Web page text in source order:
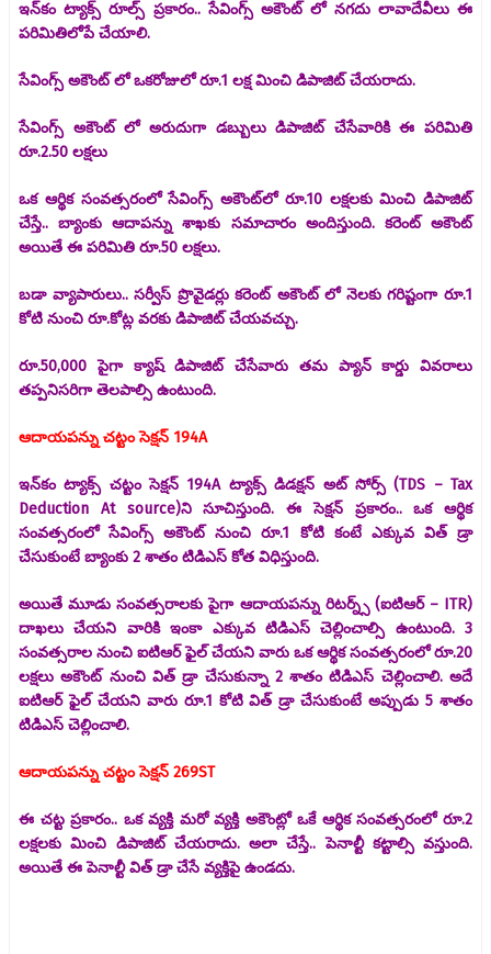
ఇన్‌కం ట్యాక్స్ రూల్స్ ప్రకారం.. సేవింగ్స్ అకౌంట్ లో నగదు లావాదేవీలు ఈ
పరిమితిలోపే చేయాలి.
సేవింగ్స్ అకౌంట్ లో ఒకరోజులో రూ.1 లక్ష మించి డిపాజిట్ చేయరాదు.
సేవింగ్స్ అకౌంట్ లో అరుదుగా డబ్బులు డిపాజిట్ చేసేవారికి ఈ పరిమితి
రూ.2.50 లక్షలు
ఒక ఆర్థిక సంవత్సరంలో సేవింగ్స్ అకౌంట్‌లో రూ.10 లక్షలకు మించి డిపాజిట్
చేస్తే.. బ్యాంకు ఆదాపన్ను శాఖకు సమాచారం అందిస్తుంది. కరెంట్ అకౌంట్
అయితే ఈ పరిమితి రూ.50 లక్షలు.
బడా వ్యాపారులు.. సర్వీస్ ప్రొవైడర్లు కరెంట్ అకౌంట్ లో నెలకు గరిష్టంగా రూ.1
కోటి నుంచి రూ.కోట్ల వరకు డిపాజిట్ చేయవచ్చు.
రూ.50,000 పైగా క్యాష్ డిపాజిట్ చేసేవారు తమ ప్యాన్ కార్డు వివరాలు
తప్పనిసరిగా తెలపాల్సి ఉంటుంది.
ఆదాయపన్ను చట్టం సెక్షన్ 194A
ఇన్‌కం ట్యాక్స్ చట్టం సెక్షన్ 194A ట్యాక్స్ డిడక్షన్ అట్ సోర్స్ (TDS – Tax
Deduction At source)ని సూచిస్తుంది. ఈ సెక్షన్ ప్రకారం.. ఒక ఆర్థిక
సంవత్సరంలో సేవింగ్స్ అకౌంట్ నుంచి రూ.1 కోటి కంటే ఎక్కువ విత్ డ్రా
చేసుకుంటే బ్యాంకు 2 శాతం టిడిఎస్ కోత విధిస్తుంది.
అయితే మూడు సంవత్సరాలకు పైగా ఆదాయపన్ను రిటర్న్స్ (ఐటిఆర్ – ITR)
దాఖలు చేయని వారికి ఇంకా ఎక్కువ టిడిఎస్ చెల్లించాల్సి ఉంటుంది. 3
సంవత్సరాల నుంచి ఐటిఆర్ ఫైల్ చేయని వారు ఒక ఆర్థిక సంవత్సరంలో రూ.20
లక్షలు అకౌంట్ నుంచి విత్ డ్రా చేసుకున్నా 2 శాతం టిడిఎస్ చెల్లించాలి. అదే
ఐటిఆర్ ఫైల్ చేయని వారు రూ.1 కోటి విత్ డ్రా చేసుకుంటే అప్పుడు 5 శాతం
టిడిఎస్ చెల్లించాలి.
ఆదాయపన్ను చట్టం సెక్షన్ 269ST
ఈ చట్ట ప్రకారం.. ఒక వ్యక్తి మరో వ్యక్తి అకౌంట్లో ఒకే ఆర్థిక సంవత్సరంలో రూ.2
లక్షలకు మించి డిపాజిట్ చేయరాదు. అలా చేస్తే.. పెనాల్టీ కట్టాల్సి వస్తుంది.
అయితే ఈ పెనాల్టీ విత్ డ్రా చేసే వ్యక్తిపై ఉండదు.